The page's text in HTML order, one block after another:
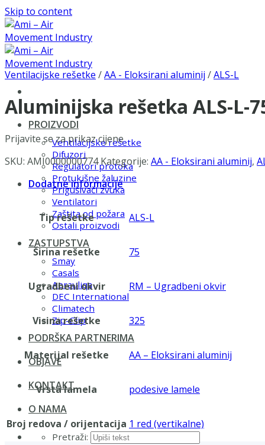
Skip to content
PROIZVODI
Ventilacijske rešetke
Difuzori
Regulatori protoka
Protukišne žaluzine
Prigušivači zvuka
Ventilatori
Zaštita od požara
Ostali proizvodi
ZASTUPSTVA
Smay
Casals
Aerauliqa
DEC International
Climatech
Zip-Clip
PODRŠKA PARTNERIMA
OBJAVE
KONTAKT
O NAMA
Pretraži:
Ventilacijske rešetke /AA - Eloksirani aluminij /ALS-L
Aluminijska rešetka ALS-L-
Prijavite se za prikaz cijene
SKU: AMI0000000774 Kategorije: AA - Eloksirani aluminij,
Dodatne informacije
Tip rešetke ALS-L
Širina rešetke 75
Ugradbeni okvir RM – Ugradbeni okvir
Visina rešetke 325
Materijal rešetke AA – Eloksirani aluminij
Vrsta lamela podesive lamele
Broj redova / orijentacija 1 red (vertikalne)